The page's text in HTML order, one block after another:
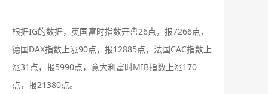
根据IG的数据，英国富时指数开盘26点，报7266点，
德国DAX指数上涨90点，报12885点，法国CAC指数上
涨31点，报5990点，意大利富时MIB指数上涨170
点，报21380点。